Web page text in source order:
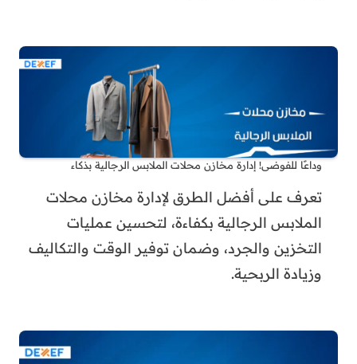
وداعًا للفوضى! إدارة مخازن محلات الملابس الرجالية بذكاء
تعرف على أفضل الطرق لإدارة مخازن محلات
الملابس الرجالية بكفاءة، لتحسين عمليات
التخزين والجرد، وضمان توفير الوقت والتكاليف
وزيادة الربحية.